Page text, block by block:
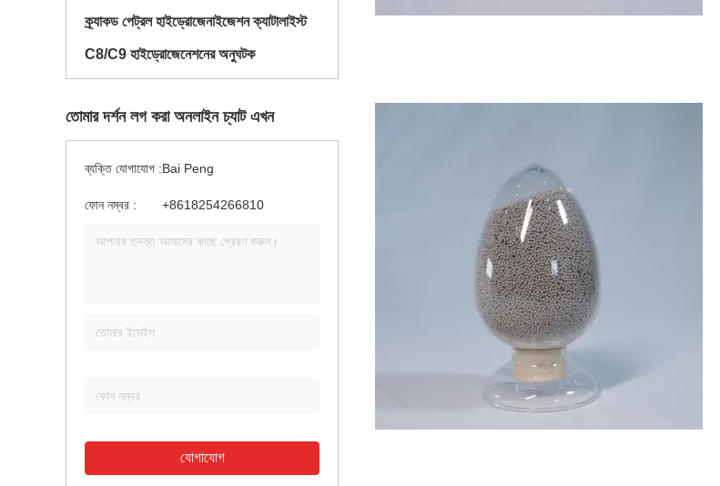
ক্র্যাকড পেট্রল হাইড্রোজেনাইজেশন ক্যাটালাইস্ট
C8/C9 হাইড্রোজেনেশনের অনুঘটক
তোমার দর্শন লগ করা অনলাইন চ্যাট এখন
ব্যক্তি যোগাযোগ :Bai Peng
ফোন নম্বর : +8618254266810
যোগাযোগ